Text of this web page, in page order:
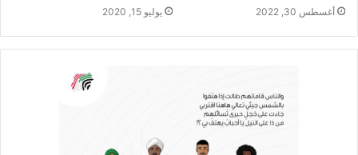
أغسطس 30, 2022 يوليو 15, 2020